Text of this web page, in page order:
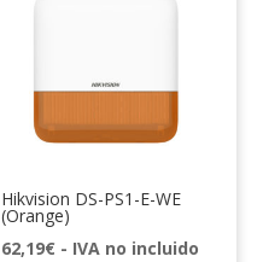
Hikvision DS-PS1-E-WE
(Orange)
62,19€ - IVA no incluido